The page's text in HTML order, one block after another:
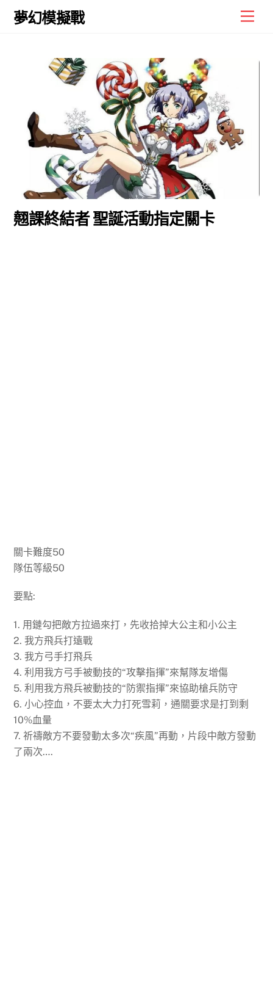
Skip
夢幻模擬戰
翹課終結者 聖誕活動指定關卡
關卡難度50
隊伍等級50
要點:
1. 用鏈勾把敵方拉過來打，先收拾掉大公主和小公主
2. 我方飛兵打遠戰
3. 我方弓手打飛兵
4. 利用我方弓手被動技的“攻擊指揮”來幫隊友增傷
5. 利用我方飛兵被動技的“防禦指揮”來協助槍兵防守
6. 小心控血，不要太大力打死雪莉，通關要求是打到剩
10%血量
7. 祈禱敵方不要發動太多次“疾風”再動，片段中敵方發動
了兩次….